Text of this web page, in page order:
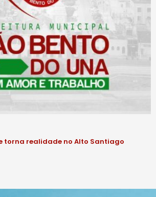
torna realidade no Alto Santiago